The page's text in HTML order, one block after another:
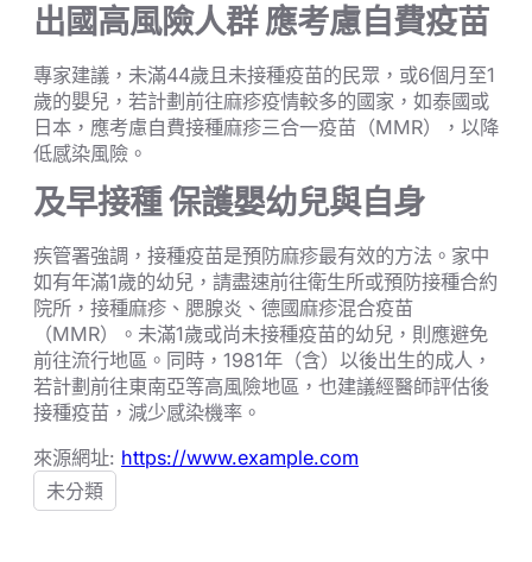
出國高風險人群 應考慮自費疫苗
專家建議，未滿44歲且未接種疫苗的民眾，或6個月至1
歲的嬰兒，若計劃前往麻疹疫情較多的國家，如泰國或
日本，應考慮自費接種麻疹三合一疫苗（MMR），以降
低感染風險。
及早接種 保護嬰幼兒與自身
疾管署強調，接種疫苗是預防麻疹最有效的方法。家中
如有年滿1歲的幼兒，請盡速前往衛生所或預防接種合約
院所，接種麻疹、腮腺炎、德國麻疹混合疫苗
（MMR）。未滿1歲或尚未接種疫苗的幼兒，則應避免
前往流行地區。同時，1981年（含）以後出生的成人，
若計劃前往東南亞等高風險地區，也建議經醫師評估後
接種疫苗，減少感染機率。
來源網址: https://www.example.com
未分類